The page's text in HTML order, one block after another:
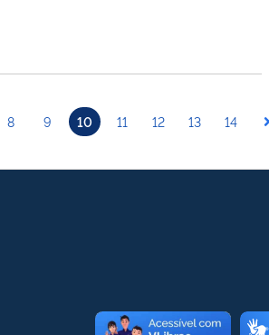
8 9 10 11 12 13 14